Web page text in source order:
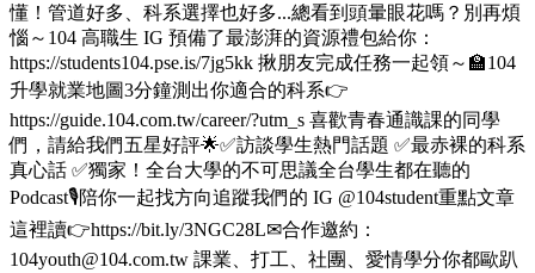
懂！管道好多、科系選擇也好多...總看到頭暈眼花嗎？別再煩
惱～104 高職生 IG 預備了最澎湃的資源禮包給你：
https://students104.pse.is/7jg5kk 揪朋友完成任務一起領～🏫104
升學就業地圖3分鐘測出你適合的科系👉
https://guide.104.com.tw/career/?utm_s 喜歡青春通識課的同學
們，請給我們五星好評🌟✅訪談學生熱門話題 ✅最赤裸的科系
真心話 ✅獨家！全台大學的不可思議全台學生都在聽的
Podcast🎙️陪你一起找方向追蹤我們的 IG @104student重點文章
這裡讀👉https://bit.ly/3NGC28L✉合作邀約：
104youth@104.com.tw 課業、打工、社團、愛情學分你都歐趴